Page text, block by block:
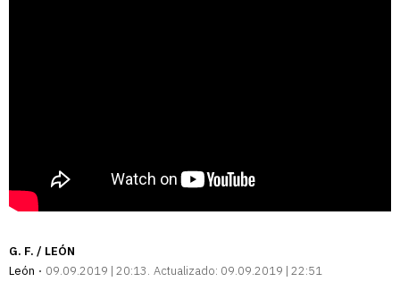
G. F. / LEÓN
León
09.09.2019 | 20:13 Actualizado: 09.09.2019 | 22:51